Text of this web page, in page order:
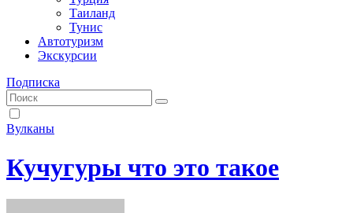
Таиланд
Тунис
Автотуризм
Экскурсии
Подписка
Вулканы
Кучугуры что это такое